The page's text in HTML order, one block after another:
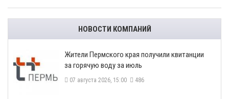
НОВОСТИ КОМПАНИЙ
​Жители Пермского края получили квитанции
за горячую воду за июль
07 августа 2026, 15:00 486